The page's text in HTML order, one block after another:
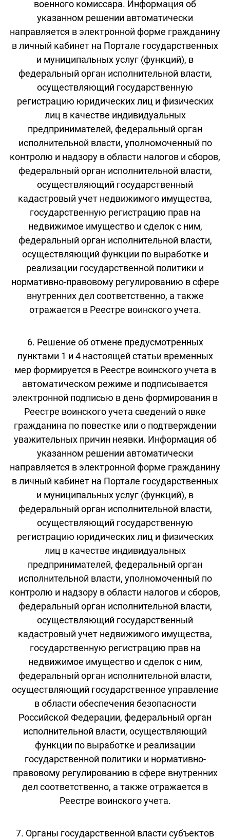
военного комиссара. Информация об
указанном решении автоматически
направляется в электронной форме гражданину
в личный кабинет на Портале государственных
и муниципальных услуг (функций), в
федеральный орган исполнительной власти,
осуществляющий государственную
регистрацию юридических лиц и физических
лиц в качестве индивидуальных
предпринимателей, федеральный орган
исполнительной власти, уполномоченный по
контролю и надзору в области налогов и сборов,
федеральный орган исполнительной власти,
осуществляющий государственный
кадастровый учет недвижимого имущества,
государственную регистрацию прав на
недвижимое имущество и сделок с ним,
федеральный орган исполнительной власти,
осуществляющий функции по выработке и
реализации государственной политики и
нормативно-правовому регулированию в сфере
внутренних дел соответственно, а также
отражается в Реестре воинского учета.
6. Решение об отмене предусмотренных
пунктами 1 и 4 настоящей статьи временных
мер формируется в Реестре воинского учета в
автоматическом режиме и подписывается
электронной подписью в день формирования в
Реестре воинского учета сведений о явке
гражданина по повестке или о подтверждении
уважительных причин неявки. Информация об
указанном решении автоматически
направляется в электронной форме гражданину
в личный кабинет на Портале государственных
и муниципальных услуг (функций), в
федеральный орган исполнительной власти,
осуществляющий государственную
регистрацию юридических лиц и физических
лиц в качестве индивидуальных
предпринимателей, федеральный орган
исполнительной власти, уполномоченный по
контролю и надзору в области налогов и сборов,
федеральный орган исполнительной власти,
осуществляющий государственный
кадастровый учет недвижимого имущества,
государственную регистрацию прав на
недвижимое имущество и сделок с ним,
федеральный орган исполнительной власти,
осуществляющий государственное управление
в области обеспечения безопасности
Российской Федерации, федеральный орган
исполнительной власти, осуществляющий
функции по выработке и реализации
государственной политики и нормативно-
правовому регулированию в сфере внутренних
дел соответственно, а также отражается в
Реестре воинского учета.
7. Органы государственной власти субъектов